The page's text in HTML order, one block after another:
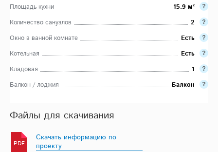
Площадь кухни
15.9 м²
Количество санузлов
2
Окно в ванной комнате
Есть
Котельная
Есть
Кладовая
1
Балкон / лоджия
Балкон
Файлы для скачивания
PDF
Скачать информацию по
проекту